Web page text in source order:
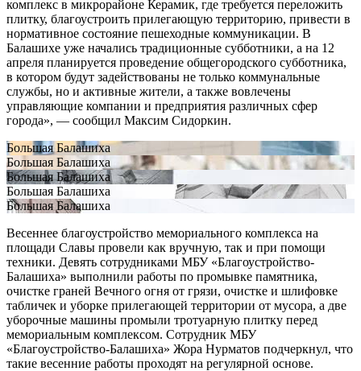
комплекс в микрорайоне Керамик, где требуется переложить
плитку, благоустроить прилегающую территорию, привести в
нормативное состояние пешеходные коммуникации. В
Балашихе уже начались традиционные субботники, а на 12
апреля планируется проведение общегородского субботника,
в котором будут задействованы не только коммунальные
службы, но и активные жители, а также вовлечены
управляющие компании и предприятия различных сфер
города», — сообщил Максим Сидоркин.
Большая Балашиха
Большая Балашиха
Большая Балашиха
Большая Балашиха
Большая Балашиха
Весеннее благоустройство мемориального комплекса на
площади Славы провели как вручную, так и при помощи
техники. Девять сотрудниками МБУ «Благоустройство-
Балашиха» выполнили работы по промывке памятника,
очистке граней Вечного огня от грязи, очистке и шлифовке
табличек и уборке прилегающей территории от мусора, а две
уборочные машины промыли тротуарную плитку перед
мемориальным комплексом. Сотрудник МБУ
«Благоустройство-Балашиха» Жора Нурматов подчеркнул, что
такие весенние работы проходят на регулярной основе.